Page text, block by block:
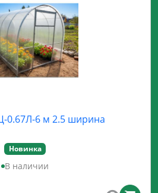
0.67Л-6 м 2.5 ширина
Новинка
В наличии